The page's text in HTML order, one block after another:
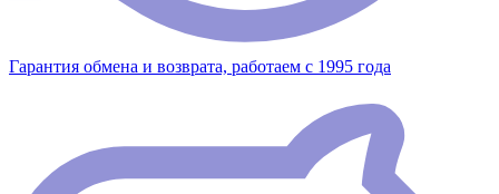
Гарантия обмена и возврата, работаем с 1995 года